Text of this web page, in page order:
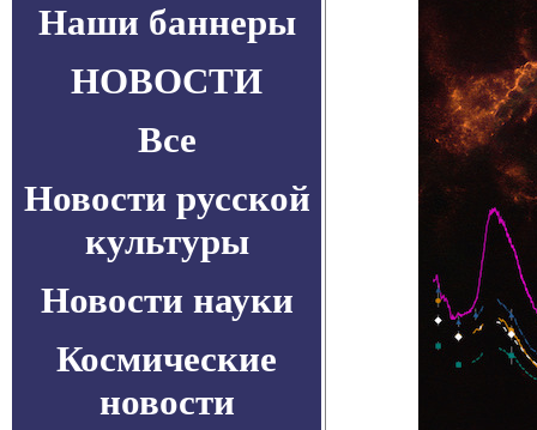
Наши баннеры
НОВОСТИ
Все
Новости русской
культуры
Новости науки
Космические
новости